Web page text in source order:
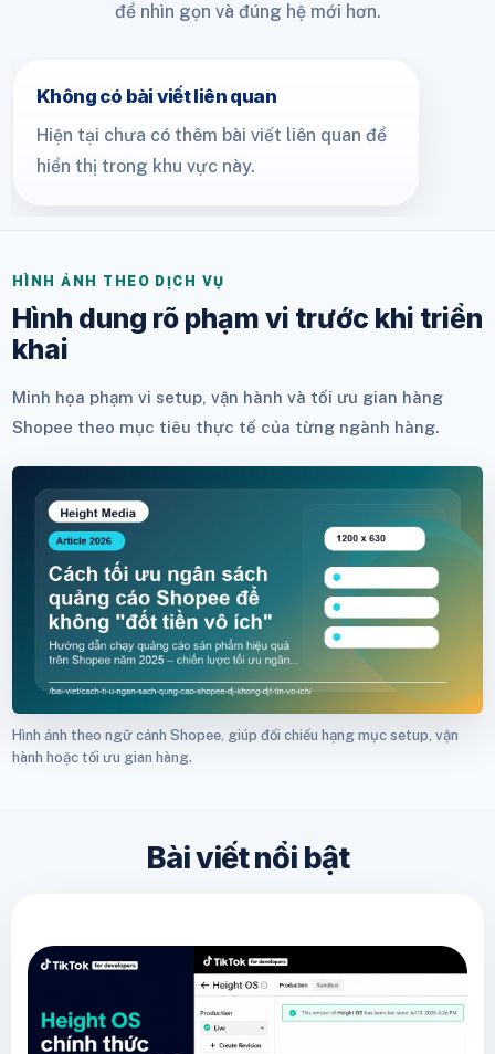
để nhìn gọn và đúng hệ mới hơn.
Không có bài viết liên quan
Hiện tại chưa có thêm bài viết liên quan để
hiển thị trong khu vực này.
HÌNH ẢNH THEO DỊCH VỤ
Hình dung rõ phạm vi trước khi triển
khai
Minh họa phạm vi setup, vận hành và tối ưu gian hàng
Shopee theo mục tiêu thực tế của từng ngành hàng.
Hình ảnh theo ngữ cảnh Shopee, giúp đối chiếu hạng mục setup, vận
hành hoặc tối ưu gian hàng.
Bài viết nổi bật